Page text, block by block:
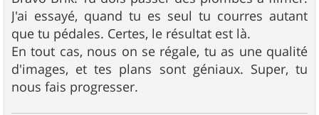
s
a
g
e
J'ai essayé, quand tu es seul tu courres autant
que tu pédales. Certes, le résultat est là.
En tout cas, nous on se régale, tu as une qualité
d'images, et tes plans sont géniaux. Super, tu
nous fais progresser.